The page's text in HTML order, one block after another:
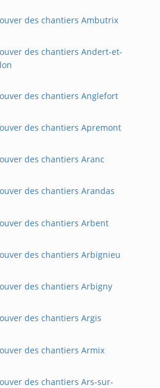
des chantiers Ambutrix
des chantiers Andert-et-
des chantiers Anglefort
des chantiers Apremont
des chantiers Aranc
des chantiers Arandas
des chantiers Arbent
des chantiers Arbignieu
des chantiers Arbigny
des chantiers Argis
des chantiers Armix
des chantiers Ars-sur-